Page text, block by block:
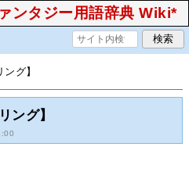
ンタジー用語辞典 Wiki*
グ】
ング】